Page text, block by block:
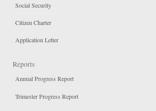
Social Security
Citizen Charter
Application Letter
Reports
Annual Progress Report
Trimester Progress Report